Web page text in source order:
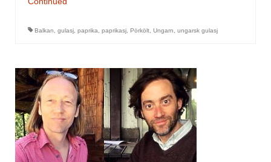
Cajunkrydder, mildt
Cajunkrydder, sterkt
Estragon
Guindillas
Balkan gulasj paprika paprikasj Pörkölt Ungarn ungarsk gulasj